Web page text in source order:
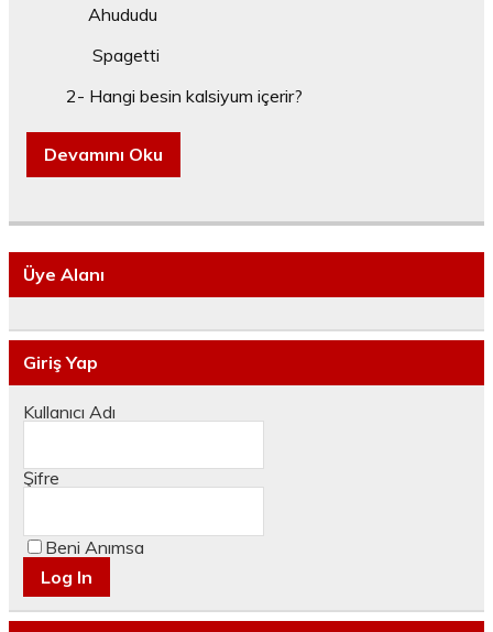
Ahududu
Spagetti
2- Hangi besin kalsiyum içerir?
Devamını Oku
Üye Alanı
Giriş Yap
Kullanıcı Adı
Şifre
Beni Anımsa